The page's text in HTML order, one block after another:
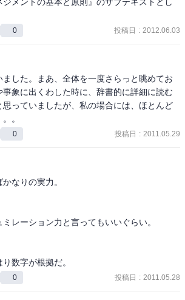
プロジェクトの投資判断方法あり。今は利
プダウンやボトムアップではなく、前年比
年比から計画すると、増収に伴いコスト増の
９８）。収益差異を、価格差異と数量際に、
数量差異・操業度差異にに分解。さらにそ
、市場占有率差異・製品配合差異・販売費差
費差異などに分解する。
0 投稿日 : 2012.06.03
した。まあ、全体を一度さらっと眺めてお
象に出くわした時に、辞書的に詳細に読む
思っていましたが、私の場合には、ほとんど
。
0 投稿日 : 2011.05.29
なりの実力。
レーション力と言ってもいいぐらい。
数字が根拠だ。
0 投稿日 : 2011.05.28